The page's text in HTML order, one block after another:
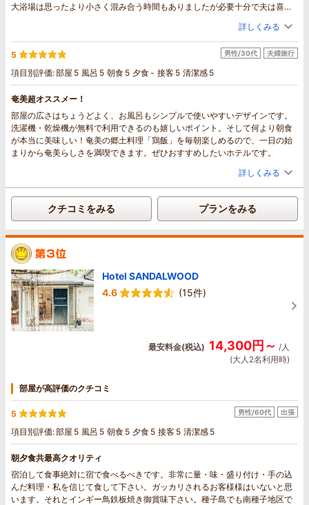
大浴場は思ったより小さく混み合う時間もありましたが必要十分で夫は喜ん
奄美大島も初めてでしたがとても気に入り再訪したいと思っています。その
時はまたサンデイズさんにお世話になります！
詳しくみる
5
項目別評価:部屋 5 風呂 5 朝食 5 夕食- 接客 5 清潔感 5
男性/30代 夫婦旅行
奄美超オススメー！
部屋の広さはちょうどよく、お風呂もシンプルで使いやすいデザインです。
洗濯機・乾燥機が無料で利用できるのも嬉しいポイント。そして何より朝食
が本当に美味しい！奄美の郷土料理「鶏飯」を毎朝楽しめるので、一日の始
まりから奄美らしさを満喫できます。ぜひおすすめしたいホテルです。
詳しくみる
クチコミをみる プランをみる
Hotel SANDALWOOD
4.6
(15件)
最安料金(税込) 14,300円～ /人
(大人2名利用時)
部屋が高評価のクチコミ
5
項目別評価:部屋 5 風呂 5 朝食 5 夕食 5 接客 5 清潔感 5
男性/60代 出張
朝夕食共最高クオリティ
宿泊して食事絶対に宿で食べるべきです。非常に量・味・盛り付け・手の込
んだ料理・私を信じて食して下さい。ガッカリされるお客様様はいないと思
います。それとインギー鳥鉄板焼き御賞味下さい。種子島でも南種子地区で